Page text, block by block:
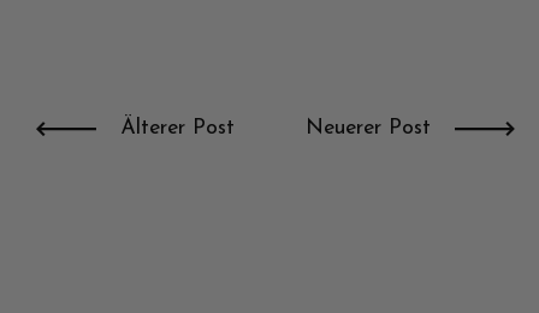
Älterer Post Neuerer Post